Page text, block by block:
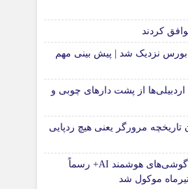
کردند
نزدیک شد | پیش بینی مهم
از پشت دارهای چوبی و
مرورگر یعنی هیچ ردپایی
طراحی و رنگ‌های گوشی‌های هوشمند AI+ رسماً
موکول شد